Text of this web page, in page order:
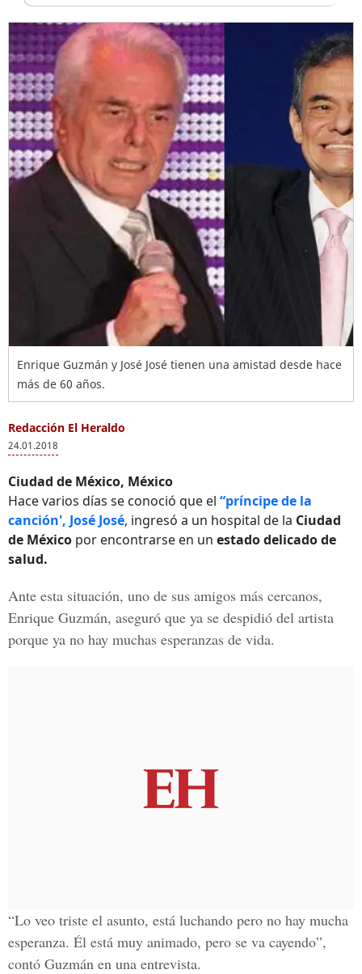
Enrique Guzmán y José José tienen una amistad desde hace
más de 60 años.
Redacción El Heraldo
24.01.2018
Ciudad de México, México
Hace varios días se conoció que el “príncipe de la
canción', José José, ingresó a un hospital de la Ciudad
de México por encontrarse en un estado delicado de
salud.
Ante esta situación, uno de sus amigos más cercanos,
Enrique Guzmán, aseguró que ya se despidió del artista
porque ya no hay muchas esperanzas de vida.
“Lo veo triste el asunto, está luchando pero no hay mucha
esperanza. Él está muy animado, pero se va cayendo”,
contó Guzmán en una entrevista.